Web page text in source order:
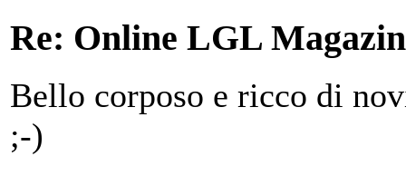
Re: Online LGL
Bello corposo e ricco di
;-)